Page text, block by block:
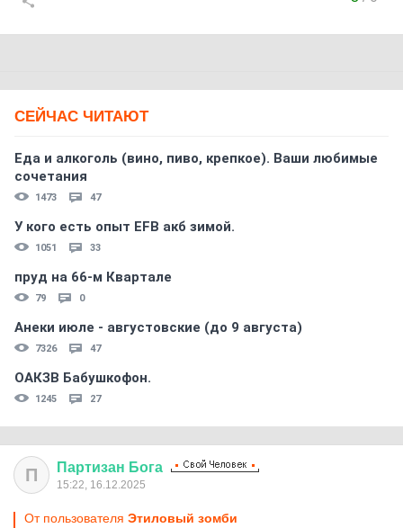
СЕЙЧАС ЧИТАЮТ
Еда и алкоголь (вино, пиво, крепкое). Ваши любимые
сочетания
1473 47
У кого есть опыт EFB акб зимой.
1051 33
пруд на 66-м Квартале
79 0
Анеки июле - августовские (до 9 августа)
7326 47
ОАКЗВ Бабушкофон.
1245 27
П Партизан Бога
15:22, 16.12.2025
От пользователя Этиловый зомби